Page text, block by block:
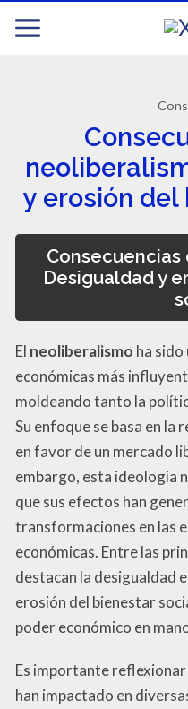
y erosión
Desigualdad y
El neoliberalismo ha sido
económicas más
moldeando tanto la
Su enfoque se basa en la
en favor de un mercado
embargo, esta ideología
que sus efectos han
transformaciones en las
económicas. Entre las
destacan la desigualdad
erosión del bienestar
poder económico en
Es importante
han impactado en